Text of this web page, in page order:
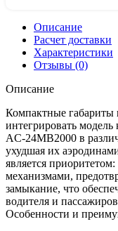
Описание
Расчет доставки
Характеристики
Отзывы (0)
Описание
Компактные габариты
интегрировать
AC-24MB2000 в
ухудшая их
является
механизмами,
замыкание, что
водителя и
Особенности и